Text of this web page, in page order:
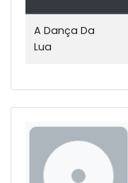
A Dança Da
Lua